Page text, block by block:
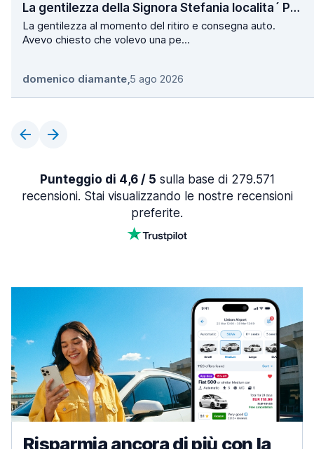
La gentilezza della Signora Stefania localita´ Poggio
La gentilezza al momento del ritiro e consegna auto.
Avevo chiesto che volevo una pe...
domenico diamante,5 ago 2026
Punteggio di 4,6 / 5 sulla base di 279.571
recensioni. Stai visualizzando le nostre recensioni
preferite.
Risparmia ancora di più con la